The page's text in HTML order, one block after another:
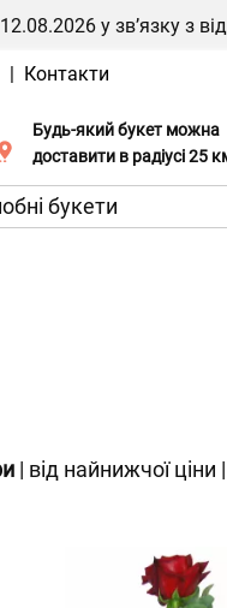
у зв’язку з
| Контакти
Будь-який букет можна
доставити в радіусі 25
Послуга Click & Collect
букети
| від найнижчої ціни |